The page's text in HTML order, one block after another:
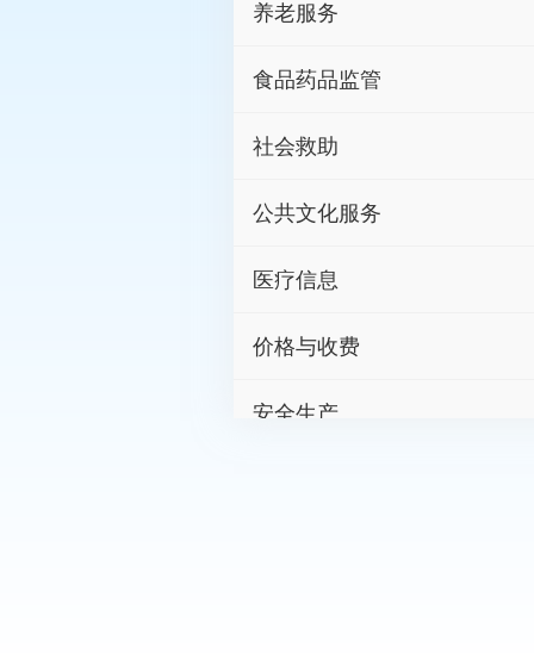
养老服务
食品药品监管
社会救助
公共文化服务
医疗信息
价格与收费
安全生产